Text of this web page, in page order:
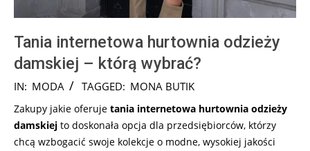
Tania internetowa hurtownia odzieży
damskiej – którą wybrać?
2024-
14
IN: MODA TAGGED: MONA BUTIK
Zakupy jakie oferuje tania internetowa hurtownia odzieży
damskiej to doskonała opcja dla przedsiębiorców, którzy
chcą wzbogacić swoje kolekcje o modne, wysokiej jakości